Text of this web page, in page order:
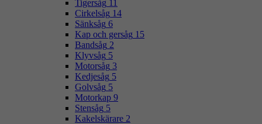
Tigersåg 11
Cirkelsåg 14
Sänksåg 6
Kap och gersåg 15
Bandsåg 2
Klyvsåg 5
Motorsåg 3
Kedjesåg 5
Golvsåg 5
Motorkap 9
Stensåg 5
Kakelskärare 2